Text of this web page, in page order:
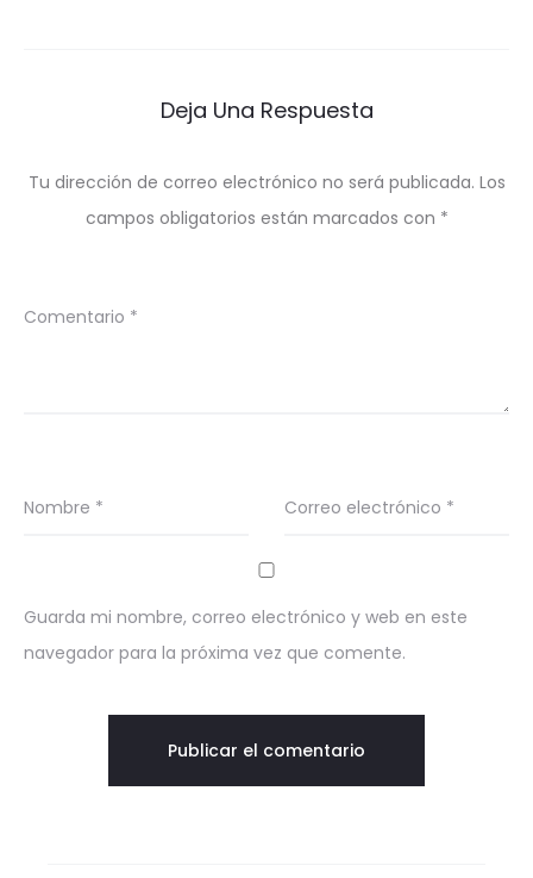
Deja Una Respuesta
Tu dirección de correo electrónico no será publicada. Los
campos obligatorios están marcados con *
Comentario *
Nombre * Correo electrónico *
Guarda mi nombre, correo electrónico y web en este
navegador para la próxima vez que comente.